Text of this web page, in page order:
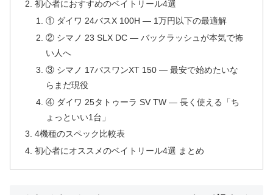
初心者におすすめのベイトリール4選
① ダイワ 24バスX 100H — 1万円以下の最適解
② シマノ 23 SLX DC — バックラッシュが本気で怖
い人へ
③ シマノ 17バスワンXT 150 — 最安で始めたいな
らまだ現役
④ ダイワ 25タトゥーラ SV TW — 長く使える「ち
ょっといい1台」
4機種のスペック比較表
初心者にオススメのベイトリール4選 まとめ